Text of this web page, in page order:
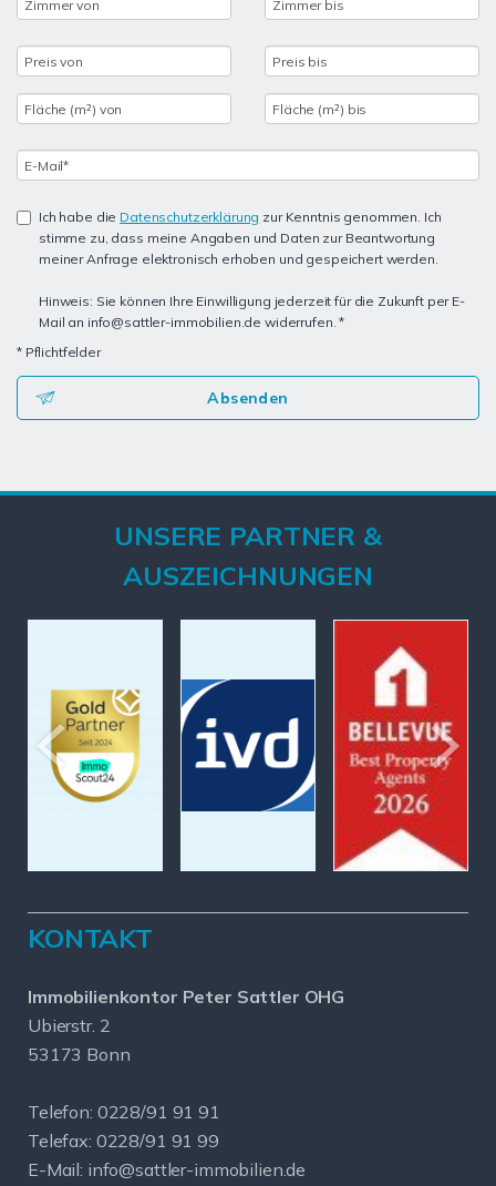
Ich habe die Datenschutzerklärung zur Kenntnis genommen. Ich
stimme zu, dass meine Angaben und Daten zur Beantwortung
meiner Anfrage elektronisch erhoben und gespeichert werden.
Hinweis: Sie können Ihre Einwilligung jederzeit für die Zukunft per E-
Mail an info@sattler-immobilien.de widerrufen. *
* Pflichtfelder
Absenden
UNSERE PARTNER &
AUSZEICHNUNGEN
KONTAKT
Immobilienkontor Peter Sattler OHG
Ubierstr. 2
53173 Bonn
Telefon: 0228/91 91 91
Telefax: 0228/91 91 99
E-Mail: info@sattler-immobilien.de